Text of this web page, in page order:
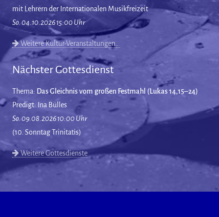
mit Lehrern der Internationalen Musikfreizeit
So. 04.10.2026 15:00 Uhr
Weitere Kultur-Veranstaltungen…
Nächster Gottesdienst
Thema: Das Gleichnis vom großen Festmahl (Lukas 14,15–24)
Predigt: Ina Bülles
So. 09.08.2026 10:00 Uhr
(10. Sonntag Trinitatis)
Weitere Gottesdienste